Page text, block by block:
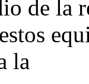
de la
la